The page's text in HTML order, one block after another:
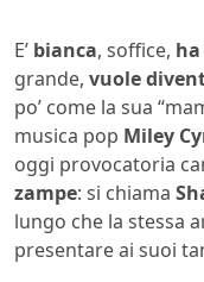
E’ bianca, soffice,
grande, vuole
po’ come la sua
musica pop Miley
oggi provocatoria
zampe: si chiama
lungo che la stessa
presentare ai suoi